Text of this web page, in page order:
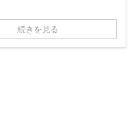
続きを見る